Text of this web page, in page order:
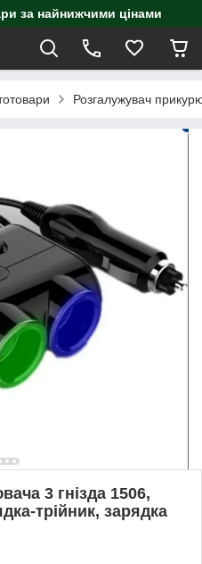
за найнижчими цінами
Розгалужувач
3 гнізда 1506,
трійник, зарядка